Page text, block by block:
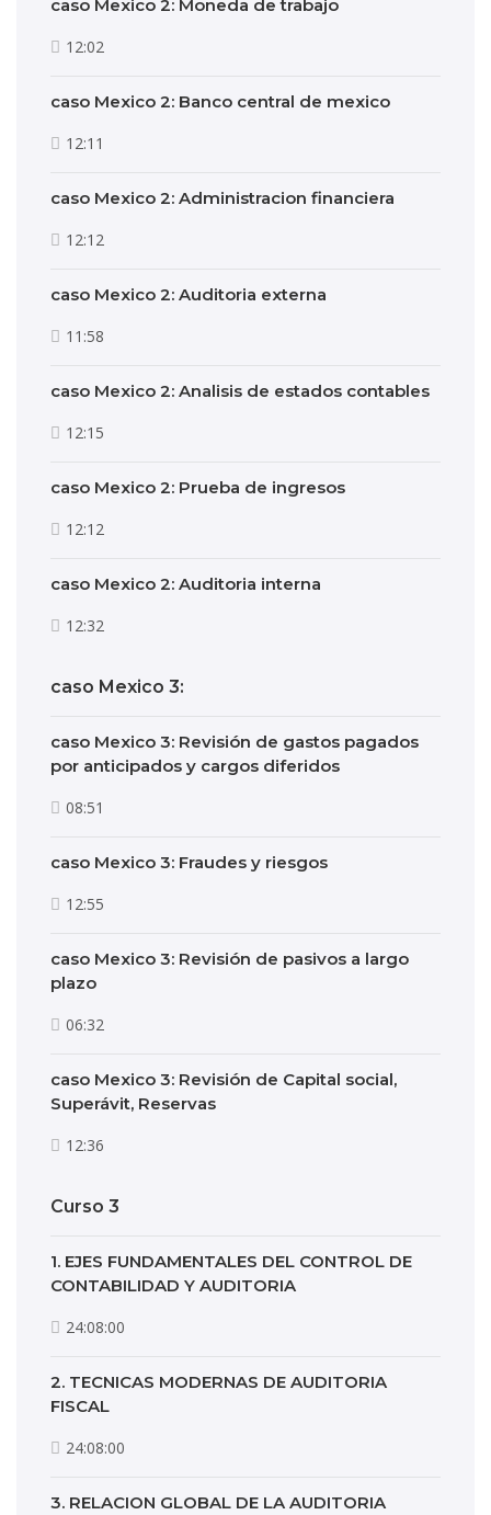
caso Mexico 2: Moneda de trabajo
12:02
caso Mexico 2: Banco central de mexico
12:11
caso Mexico 2: Administracion financiera
12:12
caso Mexico 2: Auditoria externa
11:58
caso Mexico 2: Analisis de estados contables
12:15
caso Mexico 2: Prueba de ingresos
12:12
caso Mexico 2: Auditoria interna
12:32
caso Mexico 3:
caso Mexico 3: Revisión de gastos pagados
por anticipados y cargos diferidos
08:51
caso Mexico 3: Fraudes y riesgos
12:55
caso Mexico 3: Revisión de pasivos a largo
plazo
06:32
caso Mexico 3: Revisión de Capital social,
Superávit, Reservas
12:36
Curso 3
1. EJES FUNDAMENTALES DEL CONTROL DE
CONTABILIDAD Y AUDITORIA
24:08:00
2. TECNICAS MODERNAS DE AUDITORIA
FISCAL
24:08:00
3. RELACION GLOBAL DE LA AUDITORIA